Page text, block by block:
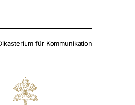
für Kommunikation